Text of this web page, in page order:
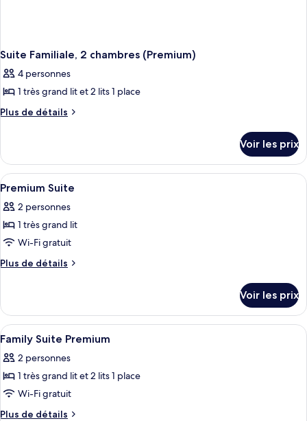
Suite Familiale, 2 chambres (Premium)
4 personnes
1 très grand lit et 2 lits 1 place
Plus de détails
Plus
le
type
de
Suite
Familiale,
chambres
(Premium)
Voir les prix
Afficher
toutes
les
photos
pour
ce
chambre :
Premium
Suite
Minibar, espace de travail pour
5
Premium Suite
2 personnes
1 très grand lit
Wi-Fi gratuit
Plus de détails
Plus
le
type
de
chambre
Premium
Suite
Voir les prix
Afficher
toutes
les
photos
pour
ce
Minibar, espace de travail pour
5
Family Suite Premium
2 personnes
1 très grand lit et 2 lits 1 place
Wi-Fi gratuit
Plus de détails
Plus